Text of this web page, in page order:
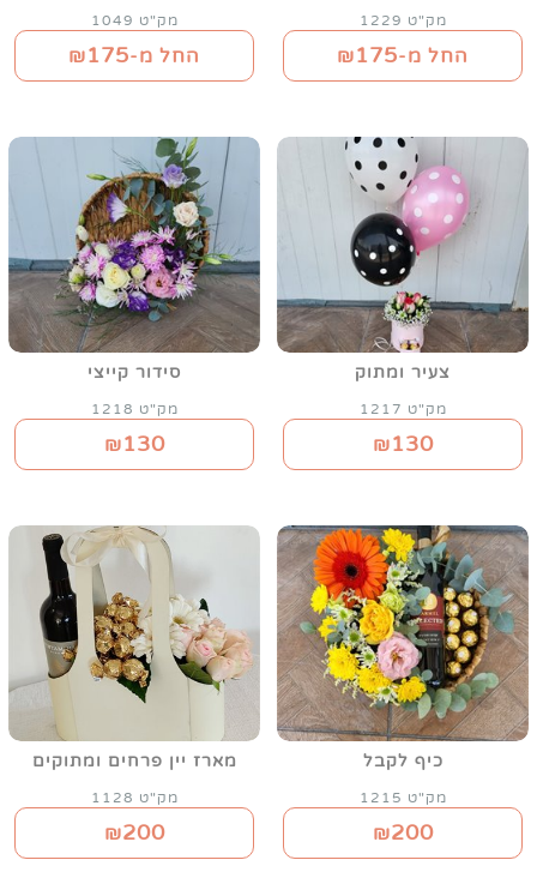
מק"ט 1229
החל מ-₪175
מק"ט 1049
החל מ-₪175
צעיר ומתוק
מק"ט 1217
₪130
סידור קייצי
מק"ט 1218
₪130
כיף לקבל
מק"ט 1215
₪200
מארז יין פרחים ומתוקים
מק"ט 1128
₪200